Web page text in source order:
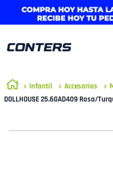
Infantil Accesorios
DOLLHOUSE 25.6GAD409 Rosa/